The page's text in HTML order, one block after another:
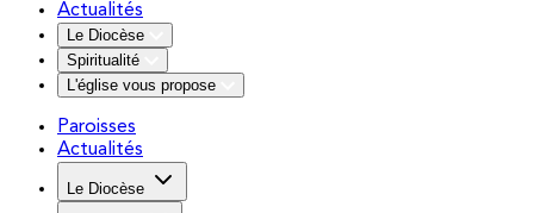
Actualités
Le Diocèse
Spiritualité
L'église vous propose
Paroisses
Actualités
Le Diocèse